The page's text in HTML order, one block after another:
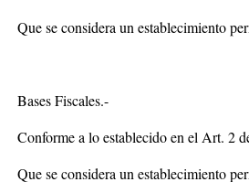
Que se considera un establecimiento
Bases Fiscales.-
Conforme a lo establecido en el Art. 2
Que se considera un establecimiento